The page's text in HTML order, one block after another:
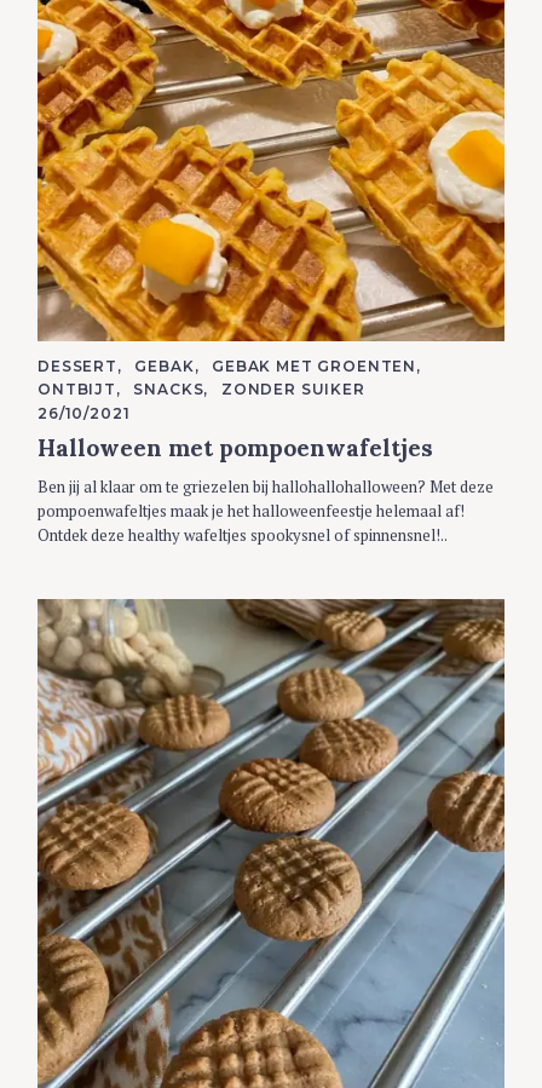
C
A
T
E
O
R
E
S
DESSERT GEBAK
GEBAK MET GROENTEN
ONTBIJT
SNACKS
ZONDER SUIKER
26/10/2021
Halloween met pompoenwafeltjes
Ben jij al klaar om te griezelen bij hallohallohalloween? Met deze
pompoenwafeltjes maak je het halloweenfeestje helemaal af!
Ontdek deze healthy wafeltjes spookysnel of spinnensnel!..